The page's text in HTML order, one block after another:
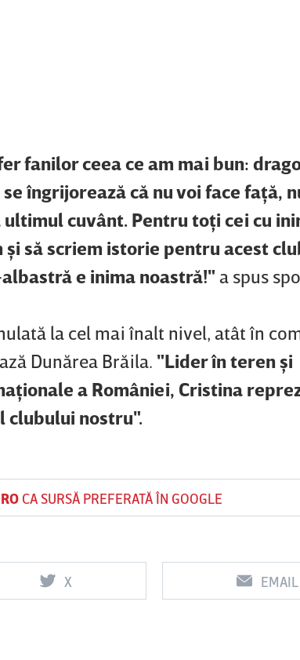
fanilor ceea ce am mai bun:
îngrijorează că nu voi face faţă,
ultimul cuvânt. Pentru toţi cei cu
să scriem istorie pentru acest
e inima noastră!" a spus
la cel mai înalt nivel, atât în
Dunărea Brăila. "Lider în teren şi
a României, Cristina
nostru".
CA SURSĂ PREFERATĂ ÎN GOOGLE
X EMAIL